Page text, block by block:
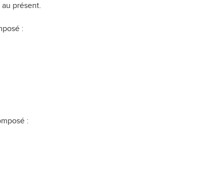
présent.
:
: